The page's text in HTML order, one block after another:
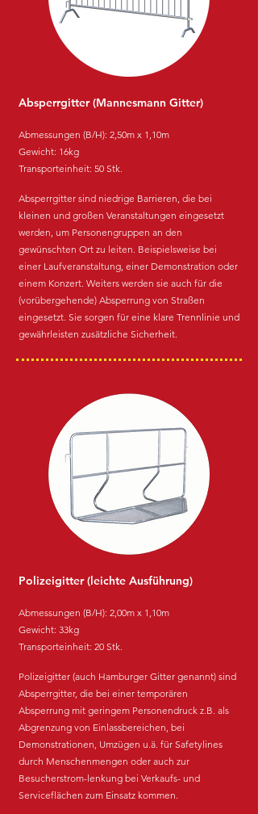
Absperrgitter (Mannesmann Gitter)
Abmessungen (B/H): 2,50m x 1,10m
Gewicht: 16kg
Transporteinheit: 50 Stk.
Absperrgitter sind niedrige Barrieren, die bei
kleinen und großen Veranstaltungen eingesetzt
werden, um Personengruppen an den
gewünschten Ort zu leiten. Beispielsweise bei
einer Laufveranstaltung, einer Demonstration oder
einem Konzert. Weiters werden sie auch für die
(vorübergehende) Absperrung von Straßen
eingesetzt. Sie sorgen für eine klare Trennlinie und
gewährleisten zusätzliche Sicherheit.
Polizeigitter (leichte Ausführung)
Abmessungen (B/H): 2,00m x 1,10m
Gewicht: 33kg
Transporteinheit: 20 Stk.
Polizeigitter (auch Hamburger Gitter genannt) sind
Absperrgitter, die bei einer temporären
Absperrung mit geringem Personendruck z.B. als
Abgrenzung von Einlassbereichen, bei
Demonstrationen, Umzügen u.ä. für Safetylines
durch Menschenmengen oder auch zur
Besucherstrom-lenkung bei Verkaufs- und
Serviceflächen zum Einsatz kommen.